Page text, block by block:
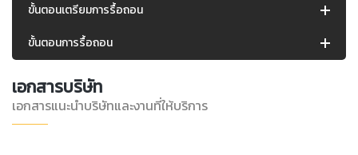
ขั้นตอนเตรียมการรื้อถอน
ขั้นตอนการรื้อถอน
เอกสารบริษัท
เอกสารแนะนำบริษัทและงานที่ให้บริการ